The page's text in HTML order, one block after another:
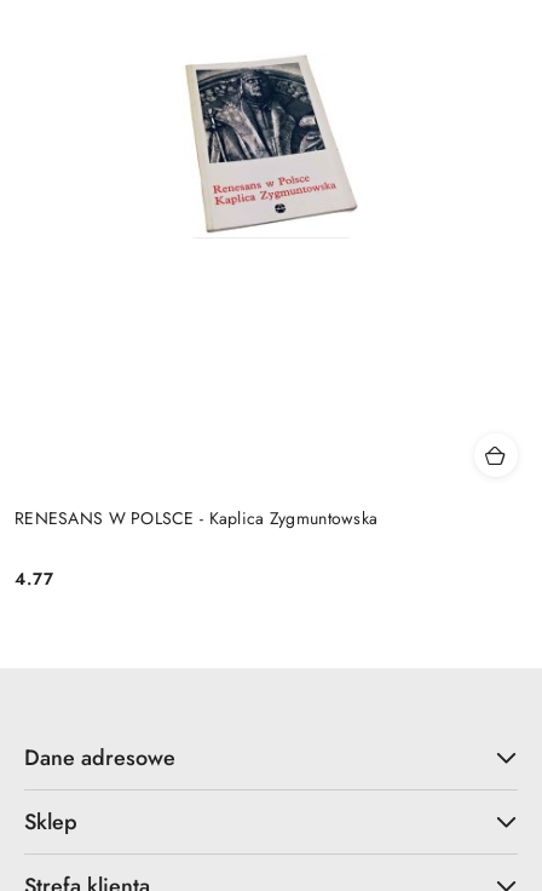
RENESANS W POLSCE - Kaplica Zygmuntowska
Cena:
4.77
Dane adresowe
Sklep